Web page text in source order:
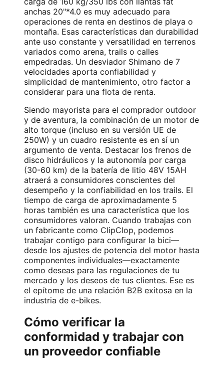
anchas 20"*4.0 es muy adecuado para
operaciones de renta en destinos de playa o
montaña. Esas características dan durabilidad
ante uso constante y versatilidad en terrenos
variados como arena, trails o calles
empedradas. Un desviador Shimano de 7
velocidades aporta confiabilidad y
simplicidad de mantenimiento, otro factor a
considerar para una flota de renta.
Siendo mayorista para el comprador outdoor
y de aventura, la combinación de un motor de
alto torque (incluso en su versión UE de
250W) y un cuadro resistente es en sí un
argumento de venta. Destacar los frenos de
disco hidráulicos y la autonomía por carga
(30-60 km) de la batería de litio 48V 15AH
atraerá a consumidores conscientes del
desempeño y la confiabilidad en los trails. El
tiempo de carga de aproximadamente 5
horas también es una característica que los
consumidores valoran. Cuando trabajas con
un fabricante como ClipClop, podemos
trabajar contigo para configurar la bici—
desde los ajustes de potencia del motor hasta
componentes individuales—exactamente
como deseas para las regulaciones de tu
mercado y los deseos de tus clientes. Ese es
el epítome de una relación B2B exitosa en la
industria de e-bikes.
Cómo verificar la
conformidad y trabajar con
un proveedor confiable